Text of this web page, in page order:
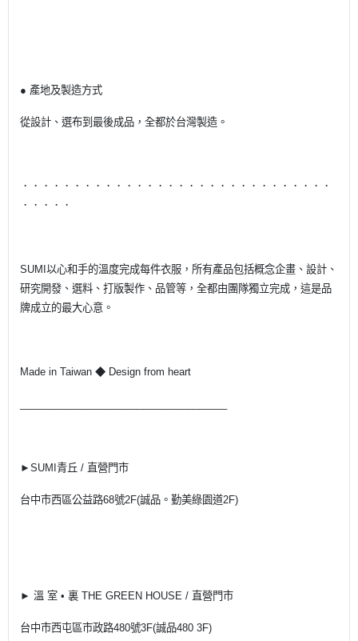
● 產地及製造方式
從設計、選布到最後成品，全都於台灣製造。
．．．．．．．．．．．．．．．．．．．．．．．．．．．．．．
．．．．．
SUMI以心和手的溫度完成每件衣服，所有產品包括概念企畫、設計、
研究開發、選料、打版製作、品管等，全都由團隊獨立完成，這是品
牌成立的最大心意。
Made in Taiwan ◆ Design from heart
►SUMI青丘 / 直營門市
台中市西區公益路68號2F(誠品。勤美綠園道2F)
► 溫 室 • 裏 THE GREEN HOUSE / 直營門市
台中市西屯區市政路480號3F(誠品480 3F)